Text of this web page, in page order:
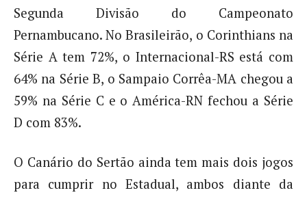
Segunda Divisão do Campeonato
Pernambucano. No Brasileirão, o Corinthians na
Série A tem 72%, o Internacional-RS está com
64% na Série B, o Sampaio Corrêa-MA chegou a
59% na Série C e o América-RN fechou a Série
D com 83%.
O Canário do Sertão ainda tem mais dois jogos
para cumprir no Estadual, ambos diante da